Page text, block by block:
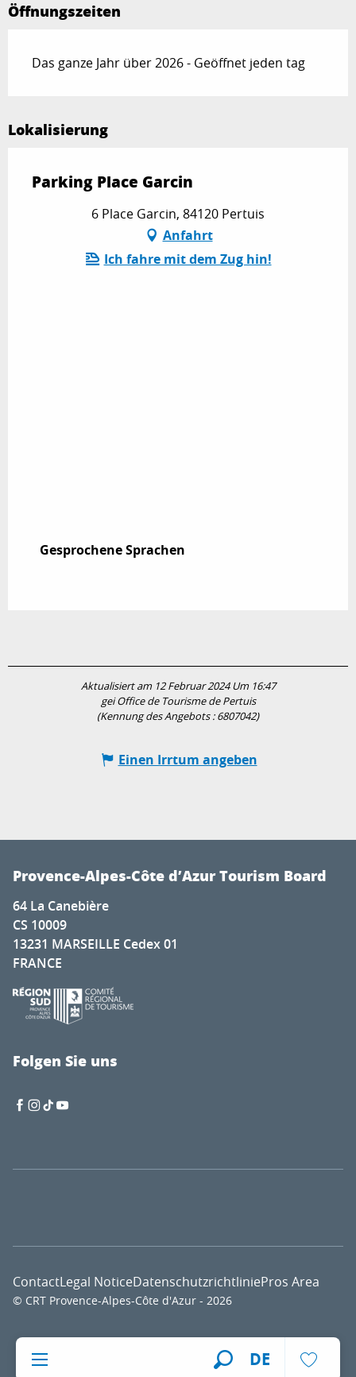
DE
Öffnungszeiten
Das ganze Jahr über 2026 - Geöffnet jeden tag
Lokalisierung
Parking Place Garcin
6 Place Garcin, 84120 Pertuis
Anfahrt
Ich fahre mit dem Zug hin!
Gesprochene Sprachen
Gesprochene Sprachen
Aktualisiert am 12 Februar 2024 Um 16:47
gei Office de Tourisme de Pertuis
(Kennung des Angebots :6807042)
Einen Irrtum angeben
Provence-Alpes-Côte d’Azur Tourism Board
64 La Canebière
CS 10009
13231 MARSEILLE Cedex 01
FRANCE
Folgen Sie uns
© CRT Provence-Alpes-Côte d'Azur - 2026
ContactLegal NoticeDatenschutzrichtliniePros Area